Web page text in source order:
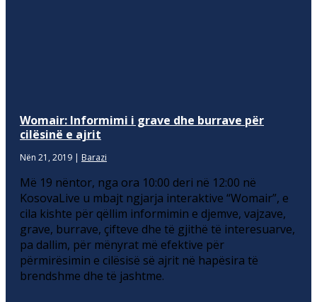
Womair: Informimi i grave dhe burrave për
cilësinë e ajrit
Nën 21, 2019 | Barazi
Më 19 nëntor, nga ora 10:00 deri në 12:00 në
KosovaLive u mbajt ngjarja interaktive “Womair”, e
cila kishte për qëllim informimin e djemve, vajzave,
grave, burrave, çifteve dhe të gjithë të interesuarve,
pa dallim, për mënyrat më efektive për
përmirësimin e cilësisë së ajrit në hapësira të
brendshme dhe të jashtme.